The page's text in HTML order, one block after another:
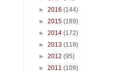
► 2016 (144)
► 2015 (189)
► 2014 (172)
► 2013 (119)
► 2012 (95)
► 2011 (109)